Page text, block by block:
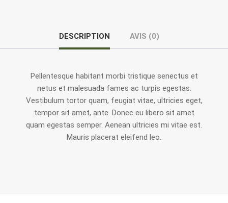
DESCRIPTION AVIS (0)
Pellentesque habitant morbi tristique senectus et
netus et malesuada fames ac turpis egestas.
Vestibulum tortor quam, feugiat vitae, ultricies eget,
tempor sit amet, ante. Donec eu libero sit amet
quam egestas semper. Aenean ultricies mi vitae est.
Mauris placerat eleifend leo.